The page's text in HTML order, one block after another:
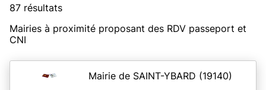
87 résultats
Mairies à proximité proposant des RDV passeport et
CNI
Mairie de SAINT-YBARD (19140)